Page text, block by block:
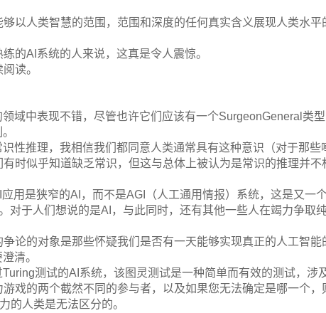
以人类智慧的范围，范围和深度的任何真实含义展现人类水平
的AI系统的人来说，这真是令人震惊。
读。
域中表现不错，尽管也许它们应该有一个SurgeonGeneral类
性推理，我相信我们都同意人类通常具有这种意识（对于那些
时似乎知道缺乏常识，但这与总体上被认为是常识的推理并不
用是狭窄的AI，而不是AGI（人工通用情报）系统，这是又一
对于人们想说的是AI，与此同时，还有其他一些人在竭力争取
论的对象是那些怀疑我们是否有一天能够实现真正的人工智能
清。
测试的AI系统，该图灵测试是一种简单而有效的测试，涉
戏的两个截然不同的参与者，以及如果您无法确定是哪一个，
的人类是无法区分的。